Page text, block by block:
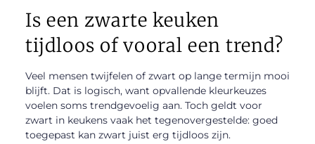
Is een zwarte keuken
tijdloos of vooral een trend?
Veel mensen twijfelen of zwart op lange termijn mooi
blijft. Dat is logisch, want opvallende kleurkeuzes
voelen soms trendgevoelig aan. Toch geldt voor
zwart in keukens vaak het tegenovergestelde: goed
toegepast kan zwart juist erg tijdloos zijn.